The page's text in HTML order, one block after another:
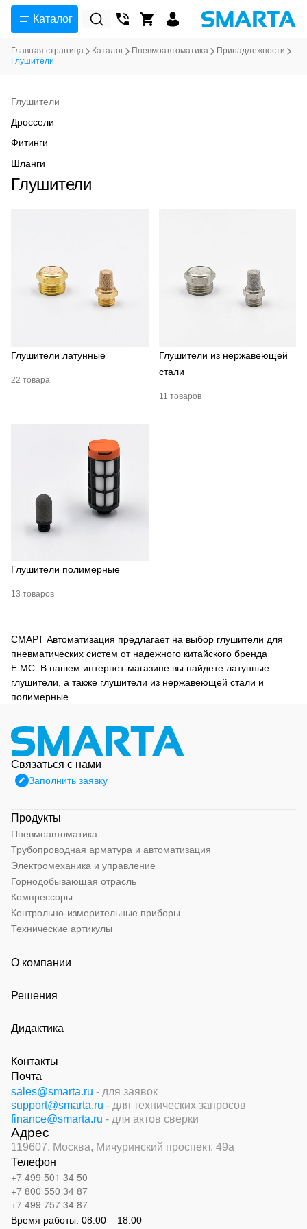
Каталог
Главная страница Каталог Пневмоавтоматика
Принадлежности
Глушители
Глушители
Дроссели
Фитинги
Шланги
Глушители
Глушители латунные
22 товара
Глушители из нержавеющей
стали
11 товаров
Глушители полимерные
13 товаров
СМАРТ Автоматизация предлагает на выбор глушители для
пневматических систем от надежного китайского бренда
E.MC. В нашем интернет-магазине вы найдете латунные
глушители, а также глушители из нержавеющей стали и
полимерные.
Связаться с нами
Заполнить заявку
Продукты
Пневмоавтоматика
Трубопроводная арматура и автоматизация
Электромеханика и управление
Горнодобывающая отрасль
Компрессоры
Контрольно-измерительные приборы
Технические артикулы
О компании
Решения
Дидактика
Контакты
Почта
sales@smarta.ru - для заявок
support@smarta.ru - для технических запросов
finance@smarta.ru - для актов сверки
Адрес
119607, Москва, Мичуринский проспект, 49а
Телефон
+7 499 501 34 50
+7 800 550 34 87
+7 499 757 34 87
Время работы: 08:00 – 18:00